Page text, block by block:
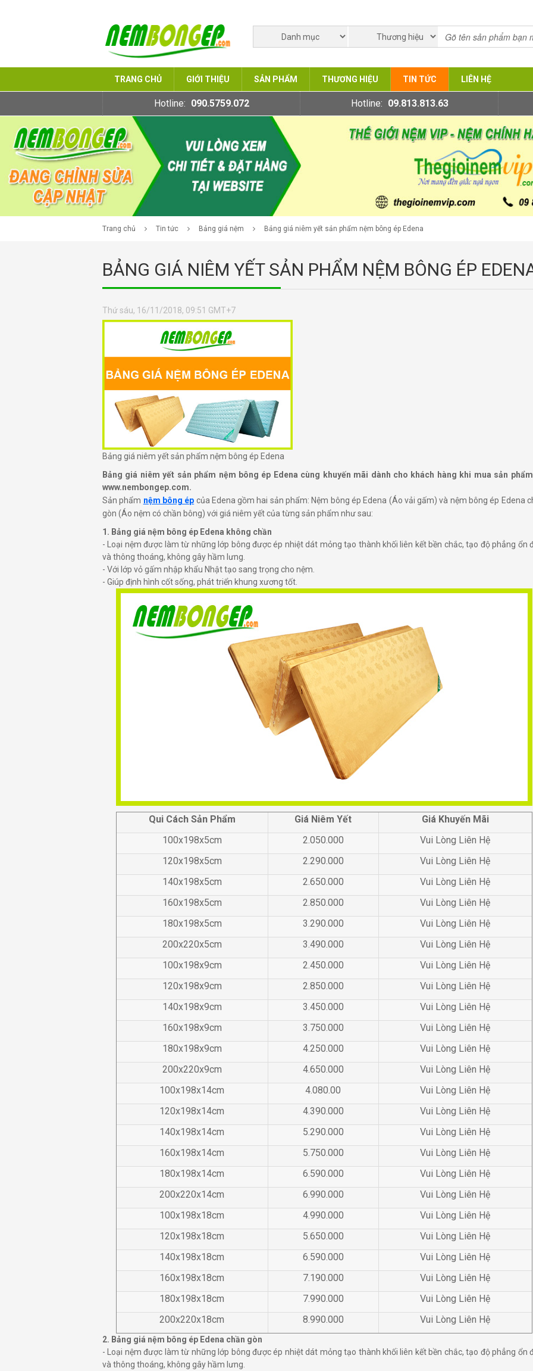
TRANG CHỦ GIỚI THIỆU SẢN PHẨM THƯƠNG HIỆU TIN TỨC LIÊN HỆ
Hotline: 090.5759.072 Hotline: 09.813.813.63
Trang chủ Tin tức Bảng giá nệm Bảng giá niêm yết sản phẩm nệm bông ép Edena
BẢNG GIÁ NIÊM YẾT SẢN PHẨM NỆM BÔNG ÉP
Thứ sáu, 16/11/2018, 09:51 GMT+7
Bảng giá niêm yết sản phẩm nệm bông ép Edena
Bảng giá niêm yết sản phẩm nệm bông ép Edena cùng khuyến mãi dành cho khách hàng khi mua sản
www.nembongep.com.
Sản phẩm nệm bông ép của Edena gồm hai sản phẩm: Nệm bông ép Edena (Áo vải gấm) và nệm bông ép Edena
gòn (Áo nệm có chần bông) với giá niêm yết của từng sản phẩm như sau:
1. Bảng giá nệm bông ép Edena không chần
- Loại nệm được làm từ những lớp bông được ép nhiệt dát mỏng tạo thành khối liên kết bền chắc, tạo độ phẳng ổn
và thông thoáng, không gây hầm lưng.
- Với lớp vỏ gấm nhập khẩu Nhật tạo sang trọng cho nệm.
- Giúp định hình cốt sống, phát triển khung xương tốt.
Qui Cách Sản Phẩm Giá Niêm Yết
Giá Khuyến Mãi
100x198x5cm
2.050.000
Vui Lòng Liên Hệ
120x198x5cm
2.290.000
Vui Lòng Liên Hệ
140x198x5cm
2.650.000
Vui Lòng Liên Hệ
160x198x5cm
2.850.000
Vui Lòng Liên Hệ
180x198x5cm
3.290.000
Vui Lòng Liên Hệ
200x220x5cm
3.490.000
Vui Lòng Liên Hệ
100x198x9cm
2.450.000
Vui Lòng Liên Hệ
120x198x9cm
2.850.000
Vui Lòng Liên Hệ
140x198x9cm
3.450.000
Vui Lòng Liên Hệ
160x198x9cm
3.750.000
Vui Lòng Liên Hệ
180x198x9cm 4.250.000
Vui Lòng Liên Hệ
200x220x9cm
4.650.000
Vui Lòng Liên Hệ
100x198x14cm 4.080.00
Vui Lòng Liên Hệ
120x198x14cm 4.390.000
Vui Lòng Liên Hệ
140x198x14cm 5.290.000
Vui Lòng Liên Hệ
160x198x14cm 5.750.000
Vui Lòng Liên Hệ
180x198x14cm 6.590.000
Vui Lòng Liên Hệ
200x220x14cm
6.990.000
Vui Lòng Liên Hệ
100x198x18cm 4.990.000
Vui Lòng Liên Hệ
120x198x18cm 5.650.000
Vui Lòng Liên Hệ
140x198x18cm 6.590.000
Vui Lòng Liên Hệ
160x198x18cm 7.190.000
Vui Lòng Liên Hệ
180x198x18cm 7.990.000
Vui Lòng Liên Hệ
200x220x18cm
8.990.000 Vui Lòng Liên Hệ
2. Bảng giá nệm bông ép Edena chần gòn
- Loại nệm được làm từ những lớp bông được ép nhiệt dát mỏng tạo thành khối liên kết bền chắc, tạo độ phẳng ổn
và thông thoáng, không gây hầm lưng.